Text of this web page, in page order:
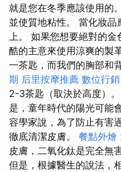
就是您在冬季應該使用的
並使質地粘性。 當化妝
上。 如果您想要絕對的金
酷的主意來使用涼爽的製
一茶匙，而我們的胸部和
期 后里按摩推薦 數位行銷
2-3茶匙（取決於高度）。
是，童年時代的陽光可能
容學家說，為了防止有害
徹底清潔皮膚。 餐點外燴
皮膚，二氧化鈦是完全無
但是，根據醫生的說法，